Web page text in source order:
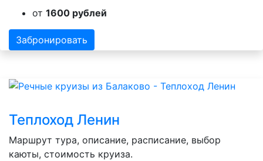
от 1600 рублей
Забронировать
Теплоход Ленин
Маршрут тура, описание, расписание, выбор
каюты, стоимость круиза.